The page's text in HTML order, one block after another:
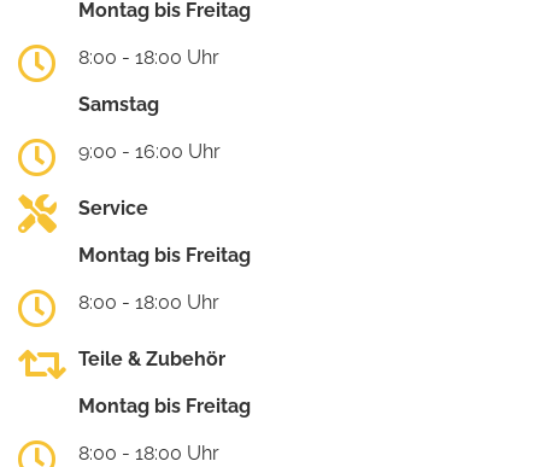
Montag bis Freitag
8:00 - 18:00 Uhr
Samstag
9:00 - 16:00 Uhr
Service
Montag bis Freitag
8:00 - 18:00 Uhr
Teile & Zubehör
Montag bis Freitag
8:00 - 18:00 Uhr